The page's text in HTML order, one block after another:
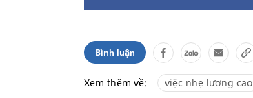
Bình luận
Xem thêm về: việc nhẹ lương cao